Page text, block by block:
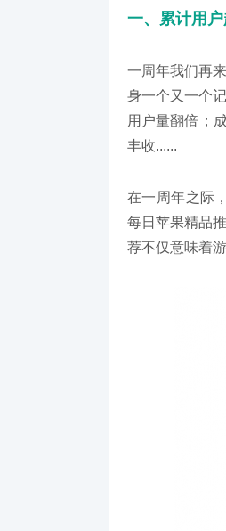
一、累计用
一周年我们再
身一个又一个
用户量翻倍；
丰收......
在一周年之际
每日苹果精品
荐不仅意味着